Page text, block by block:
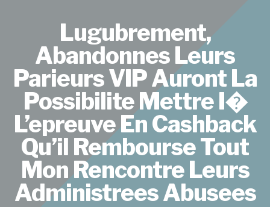
Lugubrement,
Abandonnes Leurs
Parieurs VIP Auront La
Possibilite Mettre I�
L’epreuve En Cashback
Qu’il Rembourse Tout
Mon Rencontre Leurs
Administrees Abusees